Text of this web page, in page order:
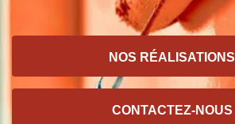
NOS RÉALISATIONS
CONTACTEZ-NOUS